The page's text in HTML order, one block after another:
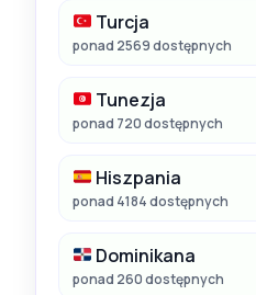
Turcja
ponad 2569 dostępnych
Tunezja
ponad 720 dostępnych
Hiszpania
ponad 4184 dostępnych
Dominikana
ponad 260 dostępnych